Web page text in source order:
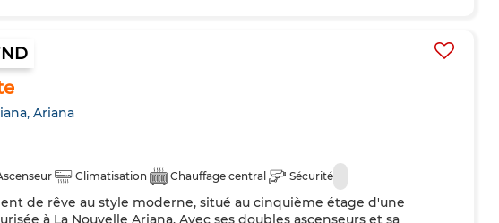
Ariana
Climatisation Chauffage central Sécurité
de rêve au style moderne, situé au cinquième étage d'une
à La Nouvelle Ariana. Avec ses doubles ascenseurs et sa